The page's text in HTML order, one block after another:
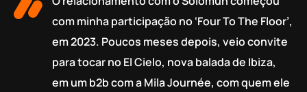
com minha participação no ‘Four To The Floor’,
em 2023. Poucos meses depois, veio convite
para tocar no El Cielo, nova balada de Ibiza,
em um b2b com a Mila Journée, com quem ele